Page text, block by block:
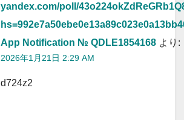
yandex.com/poll/
App Notification № QDLE1854168 より:
2026年1月21日 2:29 AM
d724z2